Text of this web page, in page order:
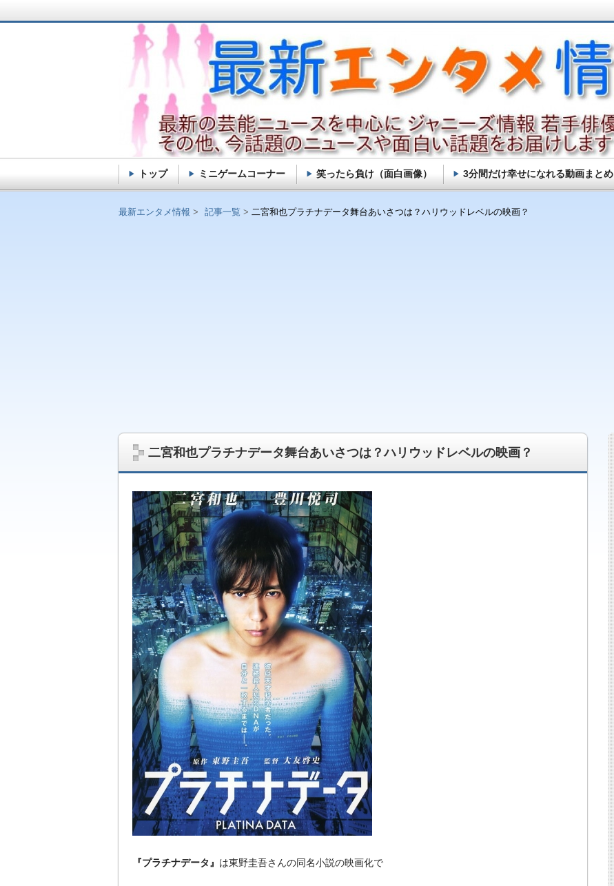
二宮和也プラチナデータ舞台あいさつは？ハリウッドレベルの映画？
『プラチナデータ』 は東野圭吾さんの同名小説の映画化で
最新エンタメ情報 記事一覧 二宮和也プラチナデータ舞台あいさつは？ハリウッドレベルの映画？
最新エンタメ情報
トップ ミニゲームコーナー 笑ったら負け（面白画像） 3分間だけ幸せになれる動画まとめ